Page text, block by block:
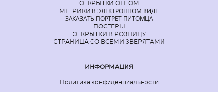
ОТКРЫТКИ ОПТОМ
МЕТРИКИ В ЭЛЕКТРОННОМ ВИДЕ
ЗАКАЗАТЬ ПОРТРЕТ ПИТОМЦА
ПОСТЕРЫ
ОТКРЫТКИ В РОЗНИЦУ
СТРАНИЦА СО ВСЕМИ ЗВЕРЯТАМИ
ИНФОРМАЦИЯ
Политика конфиденциальности